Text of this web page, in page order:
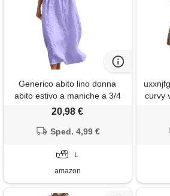
Generico abito lino donna
abito estivo a maniche a 3/4
boho chic abiti vacanza
lungo in cotone scollo a v
unita morbido e traspiranti s-
3xl
20,98 €
Sped. 4,99 €
L
amazon
curvy
sexy